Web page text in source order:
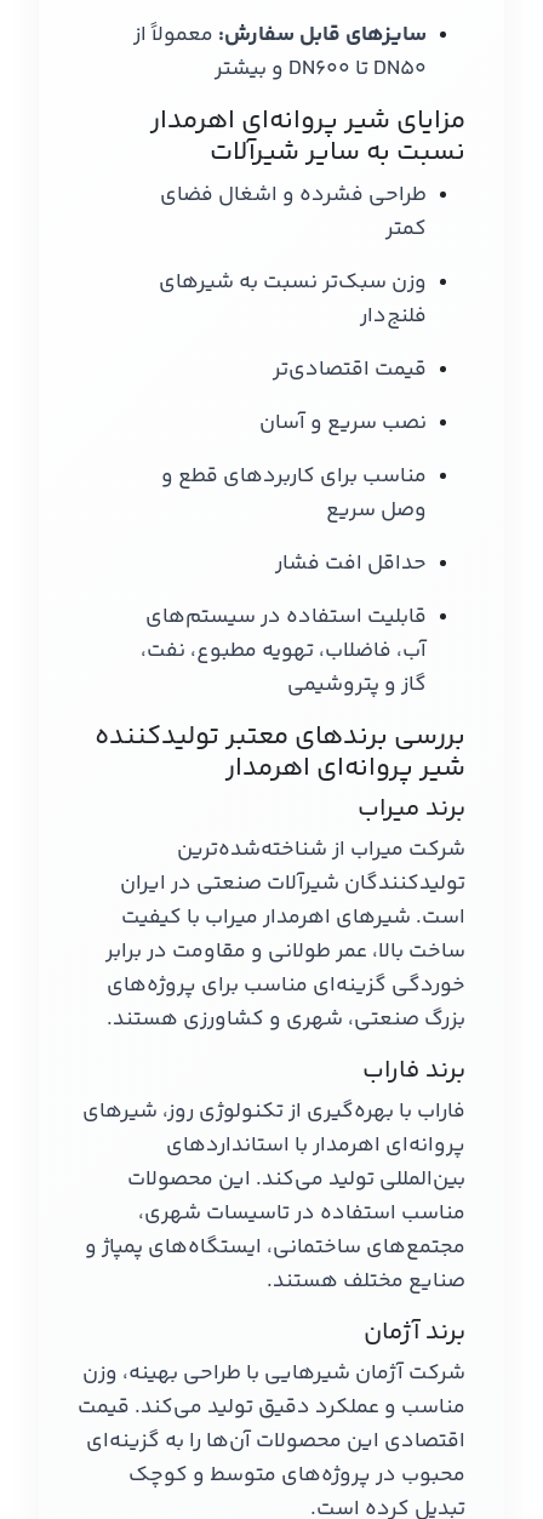
سایزهای قابل سفارش: معمولاً از
DN50 تا DN600 و بیشتر
مزایای شیر پروانه‌ای اهرمدار
نسبت به سایر شیرآلات
طراحی فشرده و اشغال فضای
کمتر
وزن سبک‌تر نسبت به شیرهای
فلنج‌دار
قیمت اقتصادی‌تر
نصب سریع و آسان
مناسب برای کاربردهای قطع و
وصل سریع
حداقل افت فشار
قابلیت استفاده در سیستم‌های
آب، فاضلاب، تهویه مطبوع، نفت،
گاز و پتروشیمی
بررسی برندهای معتبر تولیدکننده
شیر پروانه‌ای اهرمدار
برند میراب
شرکت میراب از شناخته‌شده‌ترین
تولیدکنندگان شیرآلات صنعتی در ایران
است. شیرهای اهرمدار میراب با کیفیت
ساخت بالا، عمر طولانی و مقاومت در برابر
خوردگی گزینه‌ای مناسب برای پروژه‌های
بزرگ صنعتی، شهری و کشاورزی هستند.
برند فاراب
فاراب با بهره‌گیری از تکنولوژی روز، شیرهای
پروانه‌ای اهرمدار با استانداردهای
بین‌المللی تولید می‌کند. این محصولات
مناسب استفاده در تاسیسات شهری،
مجتمع‌های ساختمانی، ایستگاه‌های پمپاژ و
صنایع مختلف هستند.
برند آژمان
شرکت آژمان شیرهایی با طراحی بهینه، وزن
مناسب و عملکرد دقیق تولید می‌کند. قیمت
اقتصادی این محصولات آن‌ها را به گزینه‌ای
محبوب در پروژه‌های متوسط و کوچک
تبدیل کرده است.